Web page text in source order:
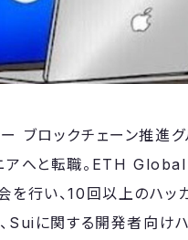
ブロックチェーン推進
アへと転職。ETH
を行い、10回以上のハ
Suiに関する開発者向け